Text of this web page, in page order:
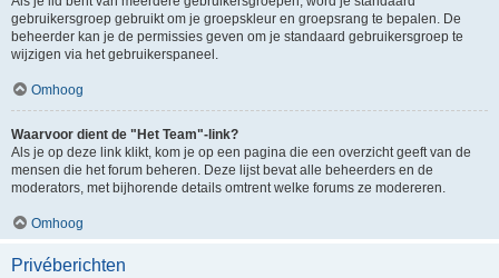
gebruikersgroep gebruikt om je groepskleur en groepsrang te bepalen. De
beheerder kan je de permissies geven om je standaard gebruikersgroep te
wijzigen via het gebruikerspaneel.
Omhoog
Waarvoor dient de "Het Team"-link?
Als je op deze link klikt, kom je op een pagina die een overzicht geeft van de
mensen die het forum beheren. Deze lijst bevat alle beheerders en de
moderators, met bijhorende details omtrent welke forums ze modereren.
Omhoog
Privéberichten